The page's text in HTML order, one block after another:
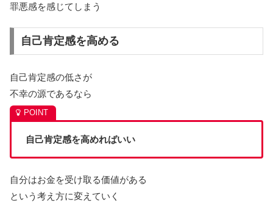
罪悪感を感じてしまう
自己肯定感を高める
自己肯定感の低さが
不幸の源であるなら
自己肯定感を高めればいい
自分はお金を受け取る価値がある
という考え方に変えていく